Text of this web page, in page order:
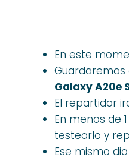
En este
Galaxy A20e
El repartidor
En menos de
testearlo y
Ese mismo